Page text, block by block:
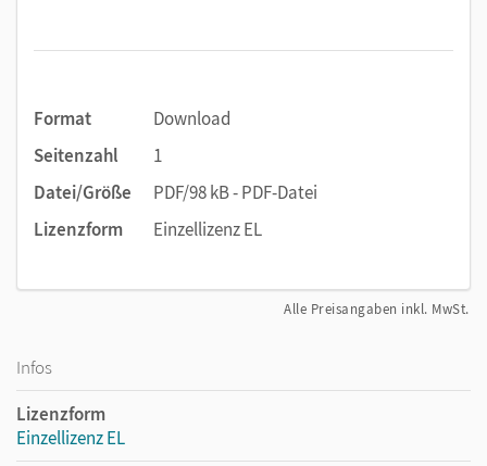
Format
Download
Seitenzahl
1
Datei/Größe
PDF/98 kB - PDF-Datei
Lizenzform
Einzellizenz EL
Alle Preisangaben inkl. MwSt.
Infos
Lizenzform
Einzellizenz EL